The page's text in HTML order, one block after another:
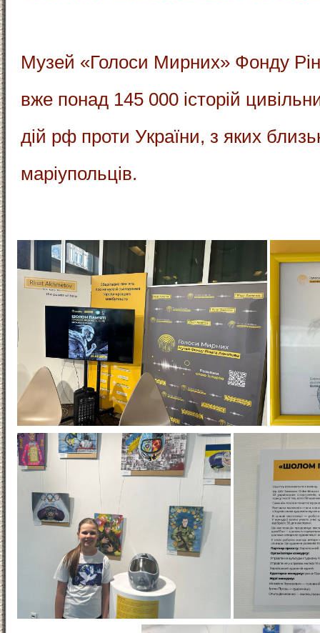
Музей «Голоси Мирних» Фонду
вже понад 145 000 історій
дій рф проти України, з яких
маріупольців.